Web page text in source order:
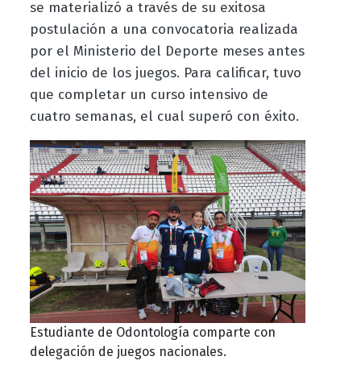
se materializó a través de su exitosa
postulación a una convocatoria realizada
por el Ministerio del Deporte meses antes
del inicio de los juegos. Para calificar, tuvo
que completar un curso intensivo de
cuatro semanas, el cual superó con éxito.
Estudiante de Odontología comparte con
delegación de juegos nacionales.